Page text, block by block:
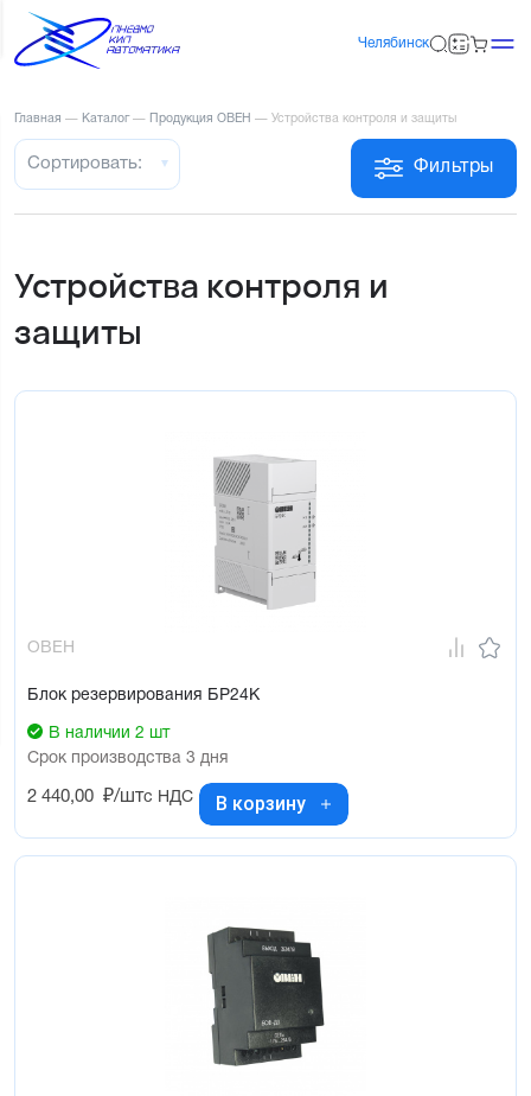
Челябинск
Главная — Каталог — Продукция ОВЕН — Устройства контроля и защиты
Фильтры
Сортировать:
Устройства контроля и
защиты
ОВЕН
Блок резервирования БР24К
В наличии 2 шт
Срок производства 3 дня
2 440,00 ₽/штс НДС В корзину